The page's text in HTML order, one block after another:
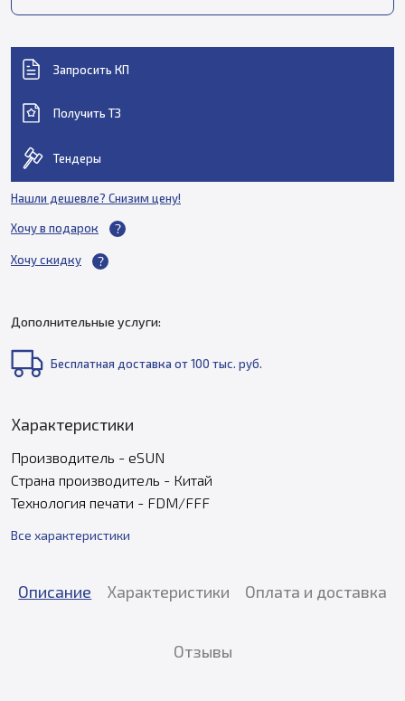
Запросить КП
Получить ТЗ
Тендеры
Нашли дешевле? Снизим цену!
Хочу в подарок
Хочу скидку
Дополнительные услуги:
Бесплатная доставка от 100 тыс. руб.
Характеристики
Производитель - eSUN
Страна производитель - Китай
Технология печати - FDM/FFF
Все характеристики
Описание Характеристики Оплата и доставка
Отзывы